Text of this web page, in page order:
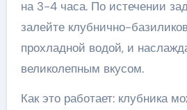
на 3-4 часа. По истечении
залейте клубнично-
прохладной водой, и
великолепным вкусом.
Как это работает: клубника